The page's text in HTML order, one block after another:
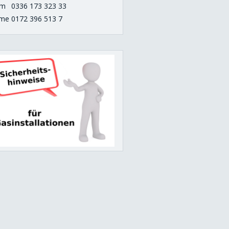
0336 173 323 33
0172 396 513 7